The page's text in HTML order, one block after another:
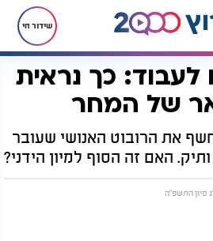
שידור חי
הרובוט שקם לעבוד: כך נראית מהפכת הדואר של המחר
כך נראית
של המחר
את הרובוט האנושי שעובר
האם זה הסוף למיון הידני?